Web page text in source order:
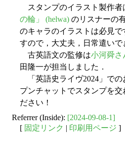
スタンプのイラスト製作者
の輪」 (helwa) のリスナーの
のキャラのイラストは必見
すので，大丈夫，日常遣いで
古英語文の監修は小河舜さ
田隆一が担当しました．
「英語史ライヴ2024」で
プンチャットでスタンプを
ださい！
Referrer (Inside): [2024-09-08-1]
[ 固定リンク | 印刷用ページ ]